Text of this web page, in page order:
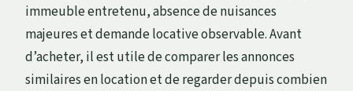
immeuble entretenu, absence de nuisances
majeures et demande locative observable. Avant
d’acheter, il est utile de comparer les annonces
similaires en location et de regarder depuis combien